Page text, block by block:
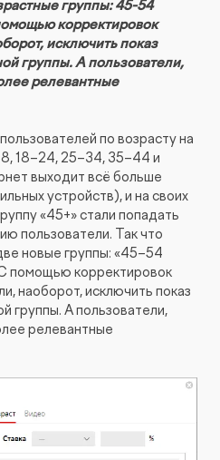
магазинов, сайтов
сайта
поиска SearchBooster
БЛОГ
СЛОВАРЬ ТЕРМИНОВ
группы: 45-54
корректировок
исключить показ
группы. А пользователи,
релевантные
по возрасту на
18–24, 25–34, 35–44 и
выходит всё больше
устройств), и на своих
«45+» стали попадать
пользователи. Так что
новые группы: «45–54
помощью корректировок
наоборот, исключить показ
группы. А пользователи,
релевантные